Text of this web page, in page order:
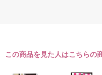
この商品を見た人はこちらの